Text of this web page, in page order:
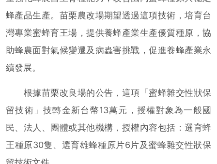
蜂產品生產。苗栗農改場期望透過這項技術，培育台
灣專業蜜蜂育王場，提供養蜂產業生產優質種原，協
助蜂農面對氣候變遷及病蟲害挑戰，促進養蜂產業永
續發展。
根據苗栗改良場的公告，這項「蜜蜂雜交性狀保
留技術」技轉金新台幣13萬元，授權對象為一般國
民、法人、團體或其他機構，授權內容包括：選育蜂
王種原30隻、選育雄蜂種原片6片及蜜蜂雜交性狀保